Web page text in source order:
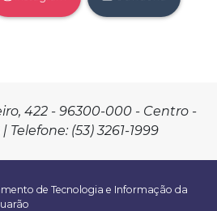
422 - 96300-000 - Centro -
Telefone: (53) 3261-1999
de Tecnologia e Informação da